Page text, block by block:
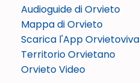
Audioguide di Orvieto
Mappa di Orvieto
Scarica l'App Orvietoviva
Territorio Orvietano
Orvieto Video